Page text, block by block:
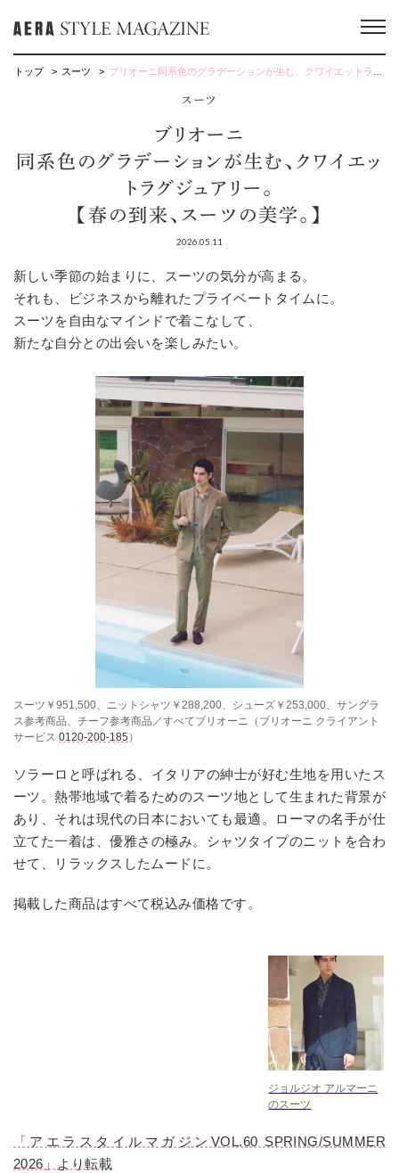
トップ スーツ ブリオーニ同系色のグラデーションが生む、クワイエットラグジュアリー。【春の到来、スーツの美学。】
スーツ
ブリオーニ
同系色のグラデーションが生む、クワイエッ
トラグジュアリー。
【春の到来、スーツの美学。】
2026.05.11
新しい季節の始まりに、スーツの気分が高まる。
それも、ビジネスから離れたプライベートタイムに。
スーツを自由なマインドで着こなして、
新たな自分との出会いを楽しみたい。
スーツ￥951,500、ニットシャツ￥288,200、シューズ￥253,000、サングラ
ス参考商品、チーフ参考商品／すべてブリオーニ（ブリオーニ クライアント
サービス 0120-200-185 ）
ソラーロと呼ばれる、イタリアの紳士が好む生地を用いたス
ーツ。熱帯地域で着るためのスーツ地として生まれた背景が
あり、それは現代の日本においても最適。ローマの名手が仕
立てた一着は、優雅さの極み。シャツタイプのニットを合わ
せて、リラックスしたムードに。
掲載した商品はすべて税込み価格です。
ジョルジオ アルマーニ
のスーツ
「アエラスタイルマガジンVOL.60 SPRING/SUMMER
2026」より転載